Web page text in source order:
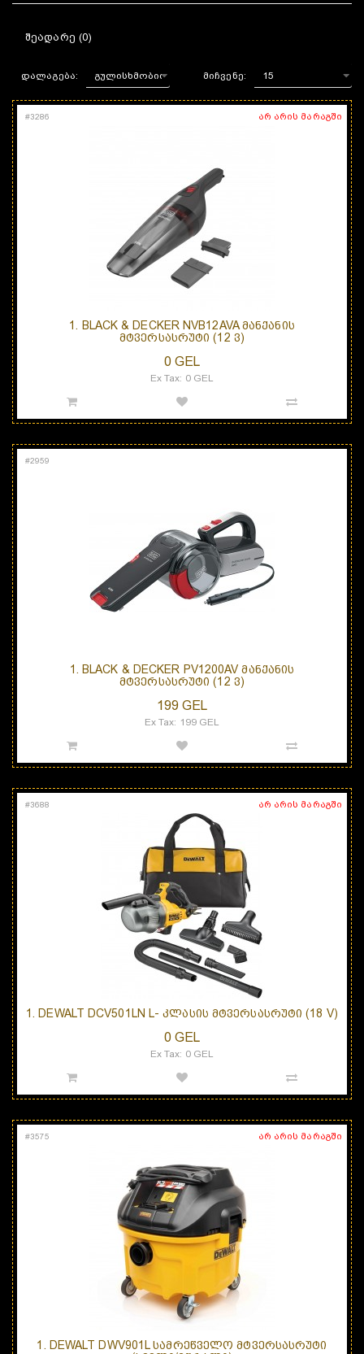
ᲨᲔᲐᲓᲐᲠᲔ (0)
დალაგება: მიჩვენე:
არ არის მარაგში
#3286
1. BLACK & DECKER NVB12AVA ᲛᲐᲜᲥᲐᲜᲘᲡ
ᲛᲢᲕᲔᲠᲡᲐᲡᲠᲣᲢᲘ (12 Ვ)
0 GEL
Ex Tax: 0 GEL
#2959
1. BLACK & DECKER PV1200AV ᲛᲐᲜᲥᲐᲜᲘᲡ
ᲛᲢᲕᲔᲠᲡᲐᲡᲠᲣᲢᲘ (12 Ვ)
199 GEL
Ex Tax: 199 GEL
არ არის მარაგში
#3688
1. DEWALT DCV501LN L- ᲙᲚᲐᲡᲘᲡ ᲛᲢᲕᲔᲠᲡᲐᲡᲠᲣᲢᲘ (18 V)
0 GEL
Ex Tax: 0 GEL
არ არის მარაგში
#3575
1. DEWALT DWV901L ᲡᲐᲛᲠᲔᲬᲕᲔᲚᲝ ᲛᲢᲕᲔᲠᲡᲐᲡᲠᲣᲢᲘ